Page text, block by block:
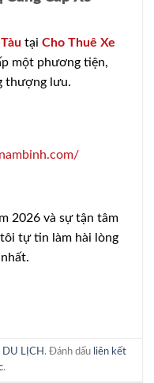
tại Cho Thuê Xe
một phương tiện,
thượng lưu.
2026 và sự tận tâm
tự tin làm hài lòng
DU LỊCH . Đánh dấu liên kết
.